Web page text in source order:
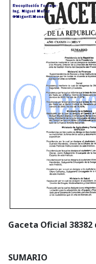
Gaceta Oficial 38382
SUMARIO